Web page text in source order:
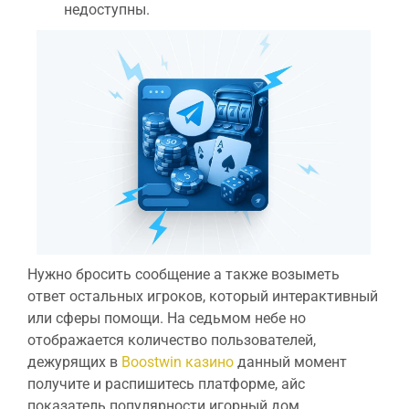
недоступны.
Нужно бросить сообщение а также возыметь
ответ остальных игроков, который интерактивный
или сферы помощи. На седьмом небе но
отображается количество пользователей,
дежурящих в Boostwin казино данный момент
получите и распишитесь платформе, айс